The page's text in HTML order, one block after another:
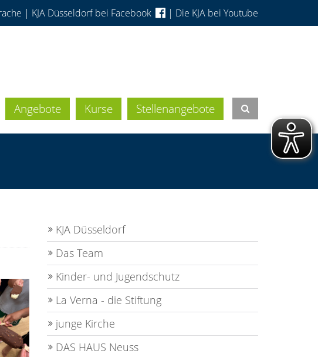
| KJA Düsseldorf bei Facebook | Die KJA bei Youtube
Angebote Kurse Stellenangebote
KJA Düsseldorf
Das Team
Kinder- und Jugendschutz
La Verna - die Stiftung
junge Kirche
DAS HAUS Neuss